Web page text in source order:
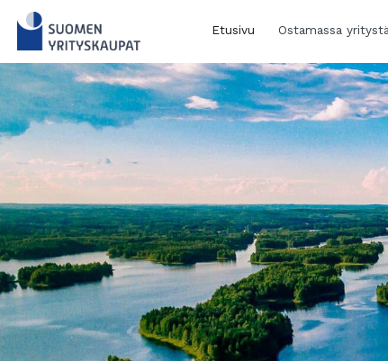
Etusivu Ostamassa